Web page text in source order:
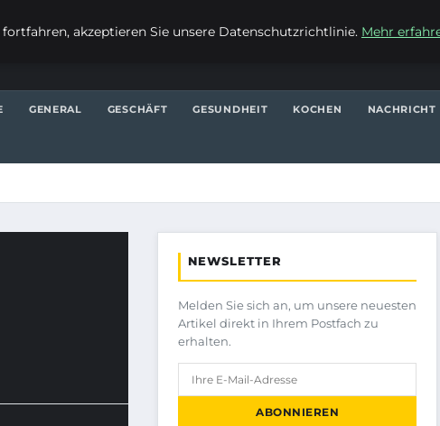
GENERAL GESCHÄFT GESUNDHEIT KOCHEN NACHRICHT
NEWSLETTER
Melden Sie sich an, um unsere neuesten
Artikel direkt in Ihrem Postfach zu
erhalten.
ABONNIEREN
akzeptieren Sie unsere Datenschutzrichtlinie. Mehr